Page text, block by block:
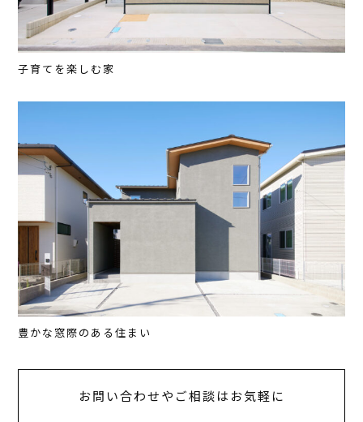
子育てを楽しむ家
豊かな窓際のある住まい
お問い合わせやご相談はお気軽に